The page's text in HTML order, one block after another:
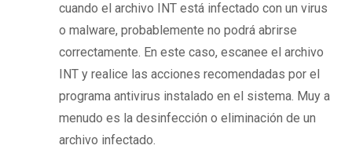
cuando el archivo INT está infectado con un virus
o malware, probablemente no podrá abrirse
correctamente. En este caso, escanee el archivo
INT y realice las acciones recomendadas por el
programa antivirus instalado en el sistema. Muy a
menudo es la desinfección o eliminación de un
archivo infectado.